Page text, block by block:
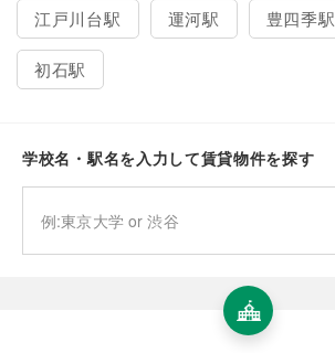
江戸川台駅 運河駅 豊四季駅
初石駅
学校名・駅名を入力して賃貸物件を探す